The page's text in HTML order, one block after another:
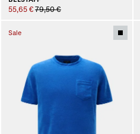
55,65 € 79,50 €
Sale